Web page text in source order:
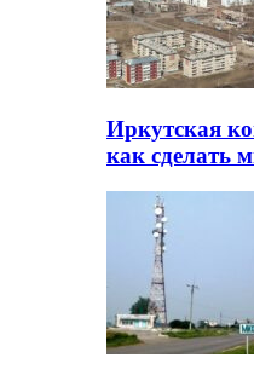
Иркутская
как сделать